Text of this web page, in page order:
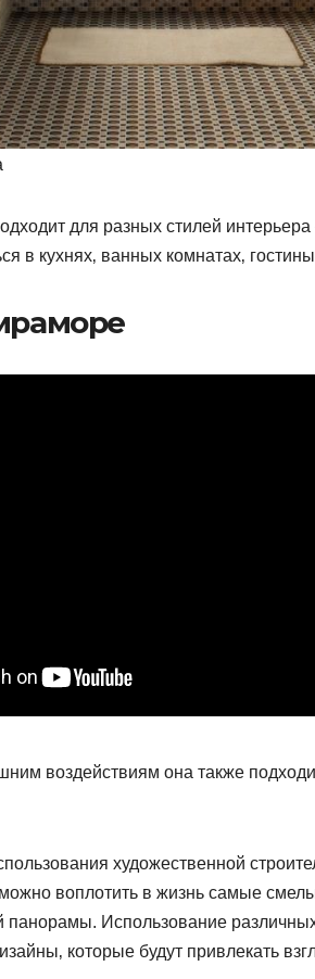
для разных стилей интерьера
в кухнях‚ ванных комнатах‚
воздействиям она также
художественной
воплотить в жизнь самые
панорамы.​ Использование
которые будут привлекать